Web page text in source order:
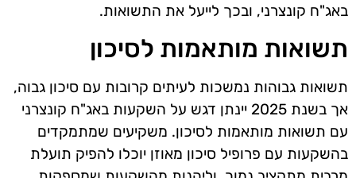
באג"ח קונצרני, ובכך לייעל את התשואות.
תשואות מותאמות לסיכון
תשואות גבוהות נמשכות לעיתים קרובות עם סיכון גבוה,
אך בשנת 2025 יינתן דגש על השקעות באג"ח קונצרני
עם תשואות מותאמות לסיכון. משקיעים שמתמקדים
בהשקעות עם פרופיל סיכון מאוזן יוכלו להפיק תועלת